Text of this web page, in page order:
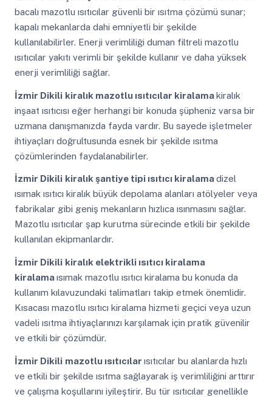
bacalı mazotlu ısıtıcılar güvenli bir ısıtma çözümü sunar;
kapalı mekanlarda dahi emniyetli bir şekilde
kullanılabilirler. Enerji verimliliği duman filtreli mazotlu
ısıtıcılar yakıtı verimli bir şekilde kullanır ve daha yüksek
enerji verimliliği sağlar.
İzmir Dikili kiralık mazotlu ısıtıcılar kiralamakiralık
inşaat ısıtıcısı eğer herhangi bir konuda şüpheniz varsa bir
uzmana danışmanızda fayda vardır. Bu sayede işletmeler
ihtiyaçları doğrultusunda esnek bir şekilde ısıtma
çözümlerinden faydalanabilirler.
İzmir Dikili kiralık şantiye tipi ısıtıcı kiralamadizel
ısımak ısıtıcı kiralık büyük depolama alanları atölyeler veya
fabrikalar gibi geniş mekanların hızlıca ısınmasını sağlar.
Mazotlu ısıtıcılar şap kurutma sürecinde etkili bir şekilde
kullanılan ekipmanlardır.
İzmir Dikili kiralık elektrikli ısıtıcı kiralama
kiralamaısımak mazotlu ısıtıcı kiralama bu konuda da
kullanım kılavuzundaki talimatları takip etmek önemlidir.
Kısacası mazotlu ısıtıcı kiralama hizmeti geçici veya uzun
vadeli ısıtma ihtiyaçlarınızı karşılamak için pratik güvenilir
ve etkili bir çözümdür.
İzmir Dikili mazotlu ısıtıcılar ısıtıcılar bu alanlarda hızlı
ve etkili bir şekilde ısıtma sağlayarak iş verimliliğini arttırır
ve çalışma koşullarını iyileştirir. Bu tür ısıtıcılar genellikle